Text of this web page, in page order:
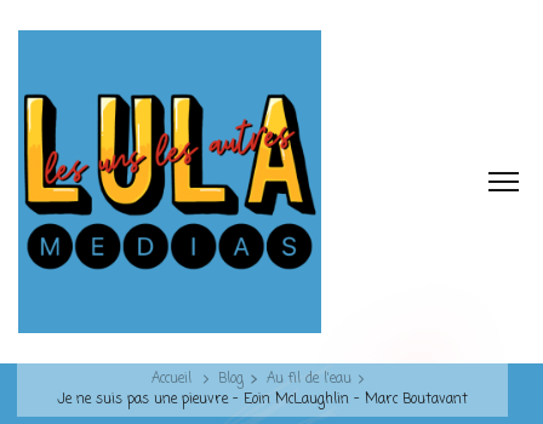
Accueil Blog
Au fil de l'eau
Je ne suis pas une pieuvre – Eoin McLaughlin – Marc Boutavant